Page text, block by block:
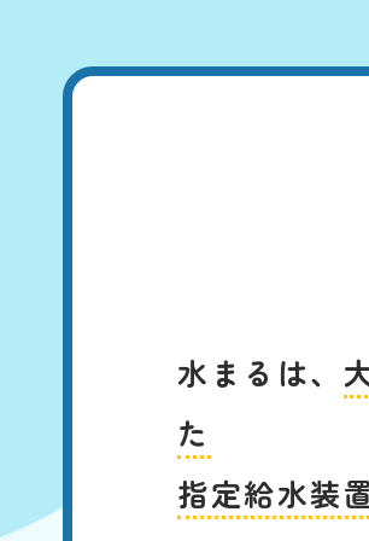
水まるは、
た
指定給水装